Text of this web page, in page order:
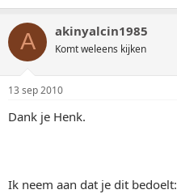
A akinyalcin1985
Komt weleens kijken
13 sep 2010
Dank je Henk.
Ik neem aan dat je dit bedoelt: